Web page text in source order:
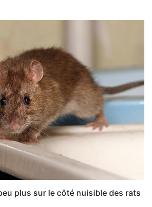
plus sur le côté nuisible des rats